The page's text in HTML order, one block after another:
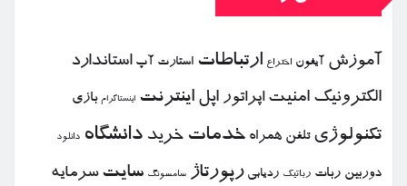
آموزش آیفون اختراع ارتباطات استارت آپ استاندارد
الكترونیك امنیت اپراتور اپل اینترنت اینستاگرام بازی
تكنولوژی تلفن همراه خدمات خرید دانشگاه دانلود
دوربین ربات رباتیك ردیابی رپورتاژ سامسونگ سایت سرمایه